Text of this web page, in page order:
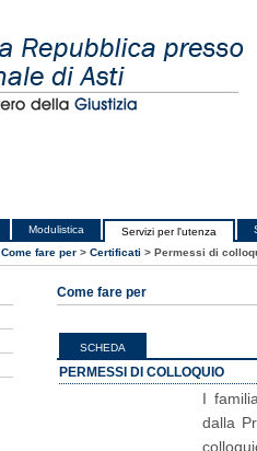
Modulistica Servizi per l'utenza
Come fare per > Certificati > Permessi di
Come fare per
SCHEDA
PERMESSI DI COLLOQUIO
I
dalla